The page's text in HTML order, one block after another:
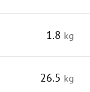
1.8 kg
26.5 kg